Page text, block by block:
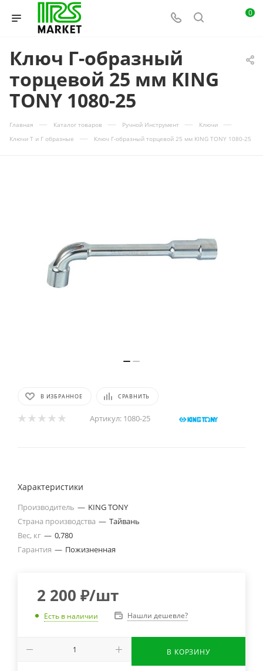
0
Ключ Г-образный
торцевой 25 мм KING
TONY 1080-25
Главная — Каталог товаров — Ручной Инструмент — Ключи —
Ключи Т и Г образные — Ключ Г-образный торцевой 25 мм KING TONY 1080-25
В ИЗБРАННОЕ СРАВНИТЬ
Артикул: 1080-25
Характеристики
Производитель — KING TONY
Страна производства — Тайвань
Вес, кг — 0,780
Гарантия — Пожизненная
2 200 ₽/шт
Есть в наличии Нашли дешевле?
В КОРЗИНУ